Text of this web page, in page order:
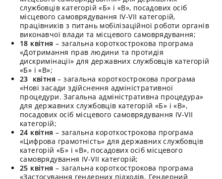
службовців категорій «Б» і «В», посадових осіб
місцевого самоврядування IV-VII категорій,
працівників з питань мобілізаційної роботи органів
виконавчої влади та місцевого самоврядування;
18 квітня – загальна короткострокова програма
«Дотримання прав людини та протидія
дискримінації» для державних службовців категорій
«Б» і «В»;
23 квітня – загальна короткострокова програма
«Нові засади здійснення адміністративної
процедури. Загальна адміністративна процедура»
для державних службовців категорій «Б» і «В»,
посадових осіб місцевого самоврядування IV-VII
категорій;
24 квітня – загальна короткострокова програма
«Цифрова грамотність» для державних службовців
категорій «Б» і «В», посадових осіб місцевого
самоврядування IV-VII категорій;
25 квітня – загальна короткострокова програма
«Застосування гендерних підходів. Гендерний